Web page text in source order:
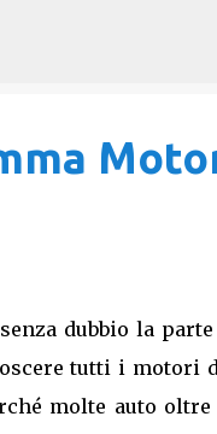
dubbio la
tutti i motori
molte auto